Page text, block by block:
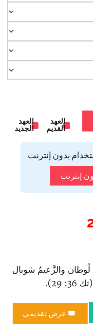
العهد
القديم
العهد
الجديد
بدون إنترنت
إنترنت
لُوطان والزَّعيمُ شوبال
29).
عرض تقديمي